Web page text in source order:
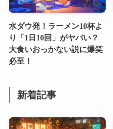
水ダウ発！ラーメン10杯よ
り「1日10回」がヤバい？
大食いおっかない説に爆笑
必至！
新着記事